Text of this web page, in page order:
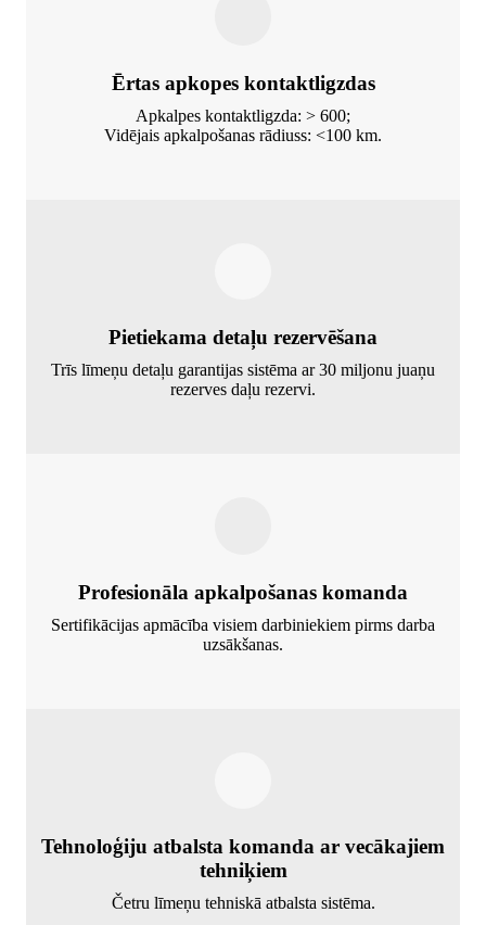
Ērtas apkopes kontaktligzdas
Apkalpes kontaktligzda: > 600;
Vidējais apkalpošanas rādiuss: <100 km.
Pietiekama detaļu rezervēšana
Trīs līmeņu detaļu garantijas sistēma ar 30 miljonu juaņu
rezerves daļu rezervi.
Profesionāla apkalpošanas komanda
Sertifikācijas apmācība visiem darbiniekiem pirms darba
uzsākšanas.
Tehnoloģiju atbalsta komanda ar vecākajiem
tehniķiem
Četru līmeņu tehniskā atbalsta sistēma.